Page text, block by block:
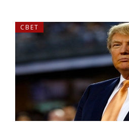
СВЕТ